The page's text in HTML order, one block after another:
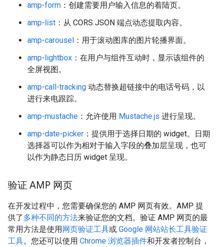
amp-form ：创建需要用户输入信息的着陆页。
amp-list ：从 CORS JSON 端点动态提取内容。
amp-carousel ：用于滚动图库的图片轮播界面。
amp-lightbox ：在用户与组件互动时，显示该组件的
全屏视图。
amp-call-tracking 动态替换超链接中的电话号码，以
进行来电跟踪。
amp-mustache ：允许使用 Mustache.js 进行呈现。
amp-date-picker ：提供用于选择日期的 widget。日期
选择器可以作为相对于输入字段的叠加层呈现，也可
以作为静态日历 widget 呈现。
验证 AMP 网页
在开发过程中，您需要确保您的 AMP 网页有效。AMP 提
供了多种不同的方法来验证您的文档。验证 AMP 网页的最
常用方法是使用网页验证工具或 Google 网站站长工具验证
工具。您还可以使用 Chrome 浏览器插件和开发者控制台，